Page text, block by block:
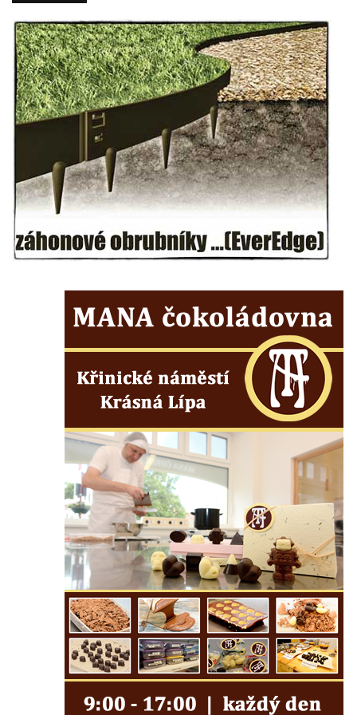
Socha svatého Josefa na nádvoří kláštera
dominikánů v Českých Budějovicích
Socha svaté Anny na nádvoří kláštera
dominikánů v Českých Budějovicích
Socha svatého Dominika na nádvoří
kláštera dominikánů v Českých
Budějovicích
Sousoší Kalvárie před klášterem
dominikánů u Piaristického náměstí v
Socha svatého Václava u pramene v
Pamětní deska Tomáše Garrigue Masaryka
na radnici v Českých Budějovicích
Pamětní deska Josefa Hloucha na
biskupské rezidenci v Českých
Budějovicích
Socha žáby u rybníčku na Náměstí v
Kamenném Újezdě
Pamětní kámen družebních obcí Kamenný
Újezd a Krauchthal v parku na Náměstí v
Kamenném Újezdě
Socha na náměstí J. V. Kamarýta ve
Velešíně
Pomník J. V. Kamarýta v Krumlovské ulici ve
Velešíně
Pamětní deska arcibiskupa Micara ve
vstupu do poutního místa Římov
Plastika Koule v Gutenbergově ulici v